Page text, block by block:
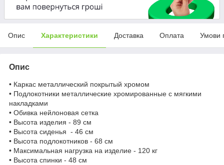
Опис Характеристики Доставка Оплата Умови
Опис
• Каркас металлический покрытый хромом
• Подлокотники металлические хромированные с мягкими
накладками
• Обивка нейлоновая сетка
• Высота изделия - 89 см
• Высота сиденья - 46 см
• Высота подлокотников - 68 см
• Максимальная нагрузка на изделие - 120 кг
• Высота спинки - 48 см